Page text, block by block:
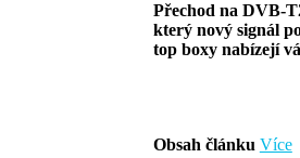
Přechod na DVB-
který nový signál
top boxy nabízejí
Obsah článku Více